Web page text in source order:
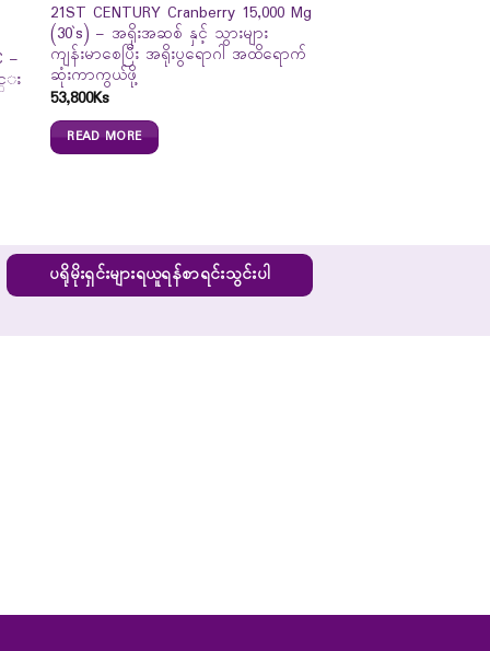
–
း
21ST CENTURY Cranberry 15,000 Mg
(30`s) – အရိုးအဆစ် နှင့် သွားများ
ကျန်းမာစေပြီး အရိုးပွရောဂါ အထိရောက်
ဆုံးကာကွယ်ဖို့
53,800Ks
READ MORE
ပရိုမိုးရှင်းများရယူရန်စာရင်းသွင်းပါ